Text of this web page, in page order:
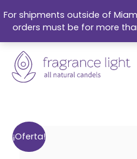
For shipments outside of
orders must be for more
al
contenido
¡Oferta!
Vanilla
Cinnamon